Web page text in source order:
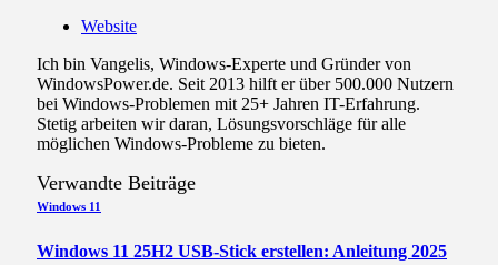
Website
Ich bin Vangelis, Windows-Experte und Gründer von
WindowsPower.de. Seit 2013 hilft er über 500.000 Nutzern
bei Windows-Problemen mit 25+ Jahren IT-Erfahrung.
Stetig arbeiten wir daran, Lösungsvorschläge für alle
möglichen Windows-Probleme zu bieten.
Verwandte Beiträge
Windows 11
Windows 11 25H2 USB-Stick erstellen: Anleitung 2025